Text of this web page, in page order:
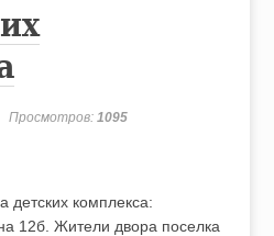
Просмотров:1095
детских комплекса:
12б. Жители двора поселка